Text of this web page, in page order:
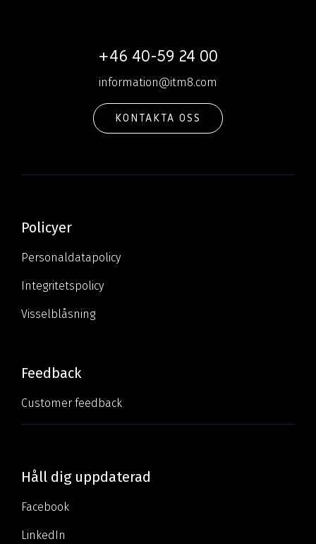
+46 40-59 24 00
information@itm8.com
KONTAKTA OSS
Policyer
Personaldatapolicy
Integritetspolicy
Visselblåsning
Feedback
Customer feedback
Håll dig uppdaterad
Facebook
LinkedIn